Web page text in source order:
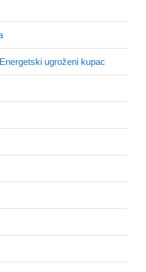
ugroženi kupac